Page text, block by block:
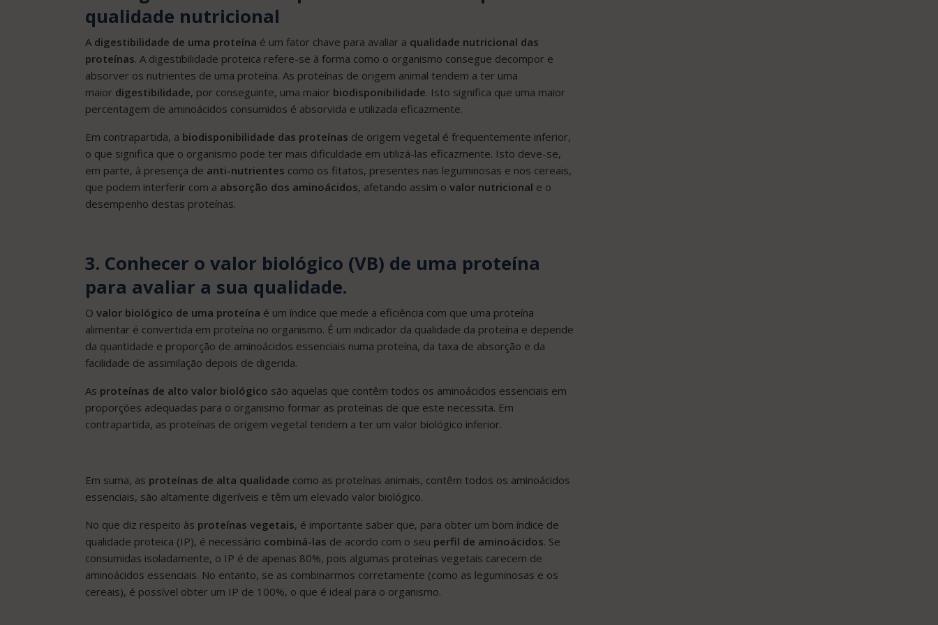
qualidade nutricional
A digestibilidade de uma proteína é um fator chave para avaliar a qualidade nutricional das
proteínas. A digestibilidade proteica refere-se à forma como o organismo consegue decompor e
absorver os nutrientes de uma proteína. As proteínas de origem animal tendem a ter uma
maior digestibilidade, por conseguinte, uma maior biodisponibilidade. Isto significa que uma maior
percentagem de aminoácidos consumidos é absorvida e utilizada eficazmente.
Em contrapartida, a biodisponibilidade das proteínas de origem vegetal é frequentemente inferior,
o que significa que o organismo pode ter mais dificuldade em utilizá-las eficazmente. Isto deve-se,
em parte, à presença de anti-nutrientes como os fitatos, presentes nas leguminosas e nos cereais,
que podem interferir com a absorção dos aminoácidos, afetando assim o valor nutricional e o
desempenho destas proteínas.
3. Conhecer o valor biológico (VB) de uma proteína
para avaliar a sua qualidade.
O valor biológico de uma proteína é um índice que mede a eficiência com que uma proteína
alimentar é convertida em proteína no organismo. É um indicador da qualidade da proteína e depende
da quantidade e proporção de aminoácidos essenciais numa proteína, da taxa de absorção e da
facilidade de assimilação depois de digerida.
As proteínas de alto valor biológico são aquelas que contêm todos os aminoácidos essenciais em
proporções adequadas para o organismo formar as proteínas de que este necessita. Em
contrapartida, as proteínas de origem vegetal tendem a ter um valor biológico inferior.
Em suma, as proteínas de alta qualidade como as proteínas animais, contêm todos os aminoácidos
essenciais, são altamente digeríveis e têm um elevado valor biológico.
No que diz respeito às proteínas vegetais, é importante saber que, para obter um bom índice de
qualidade proteica (IP), é necessário combiná-las de acordo com o seu perfil de aminoácidos. Se
consumidas isoladamente, o IP é de apenas 80%, pois algumas proteínas vegetais carecem de
aminoácidos essenciais. No entanto, se as combinarmos corretamente (como as leguminosas e os
cereais), é possível obter um IP de 100%, o que é ideal para o organismo.